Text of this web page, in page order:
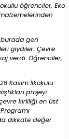
öğrenciler, Eko
burada geri
giydiler. Çevre
verdi. Öğrenciler,
Kasım İlkokulu
projeyi
kirliliği en üst
dikkate değer